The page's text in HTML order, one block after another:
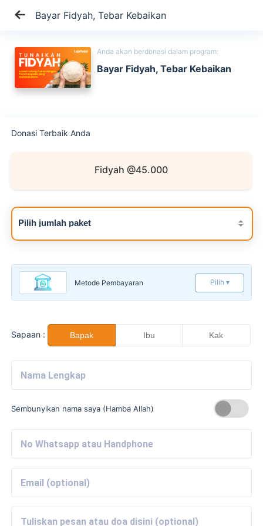
Bayar Fidyah, Tebar Kebaikan
Anda akan berdonasi dalam program:
Bayar Fidyah, Tebar Kebaikan
Donasi Terbaik Anda
Fidyah @45.000
Metode Pembayaran Pilih ▾
Sapaan : Bapak Ibu Kak
Sembunyikan nama saya (Hamba Allah)